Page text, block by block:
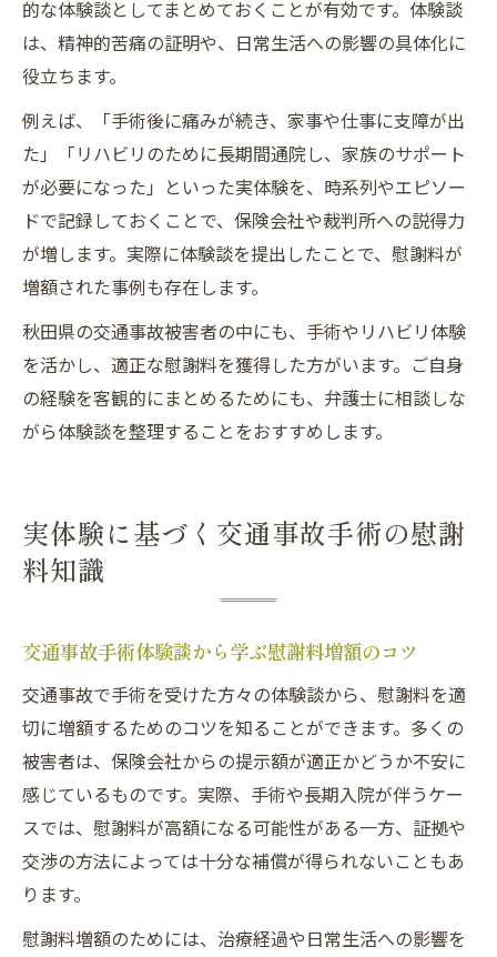
的な体験談としてまとめておくことが有効です。体験談
は、精神的苦痛の証明や、日常生活への影響の具体化に
役立ちます。
例えば、「手術後に痛みが続き、家事や仕事に支障が出
た」「リハビリのために長期間通院し、家族のサポート
が必要になった」といった実体験を、時系列やエピソー
ドで記録しておくことで、保険会社や裁判所への説得力
が増します。実際に体験談を提出したことで、慰謝料が
増額された事例も存在します。
秋田県の交通事故被害者の中にも、手術やリハビリ体験
を活かし、適正な慰謝料を獲得した方がいます。ご自身
の経験を客観的にまとめるためにも、弁護士に相談しな
がら体験談を整理することをおすすめします。
実体験に基づく交通事故手術の慰謝
料知識
交通事故手術体験談から学ぶ慰謝料増額のコツ
交通事故で手術を受けた方々の体験談から、慰謝料を適
切に増額するためのコツを知ることができます。多くの
被害者は、保険会社からの提示額が適正かどうか不安に
感じているものです。実際、手術や長期入院が伴うケー
スでは、慰謝料が高額になる可能性がある一方、証拠や
交渉の方法によっては十分な補償が得られないこともあ
ります。
慰謝料増額のためには、治療経過や日常生活への影響を